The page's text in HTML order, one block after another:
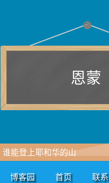
恩蒙
谁能登上耶和华的山
博客园 首页 联系